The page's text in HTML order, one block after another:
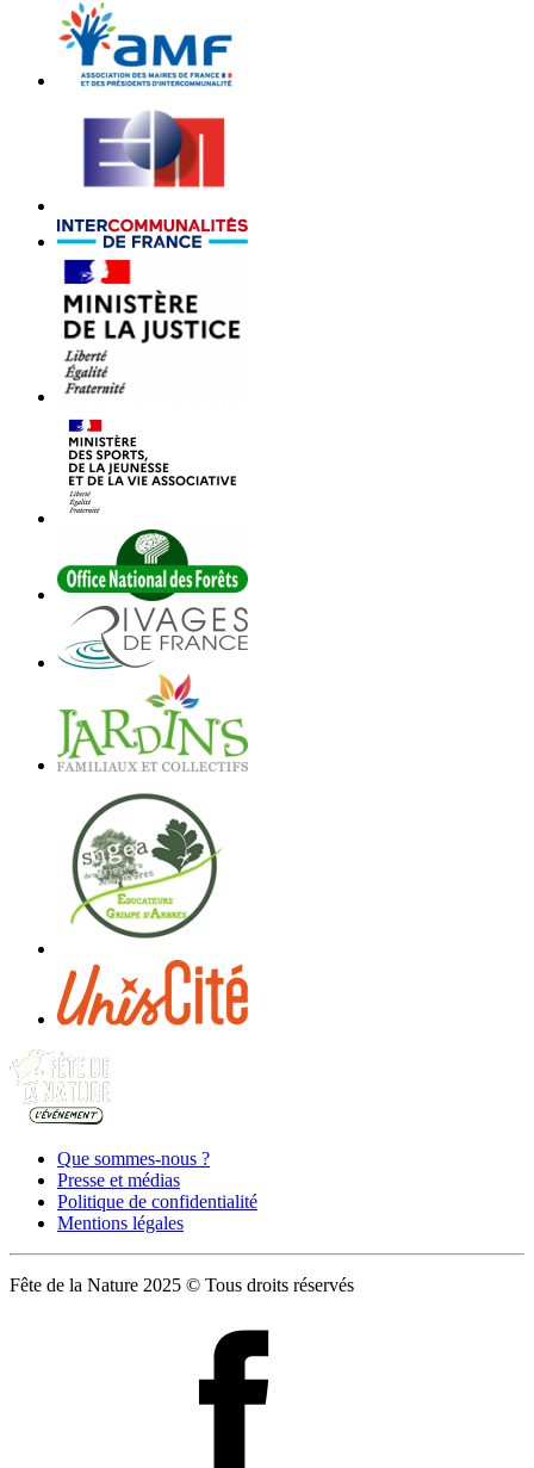
Que sommes-nous ?
Presse et médias
Politique de confidentialité
Mentions légales
Fête de la Nature 2025 © Tous droits réservés